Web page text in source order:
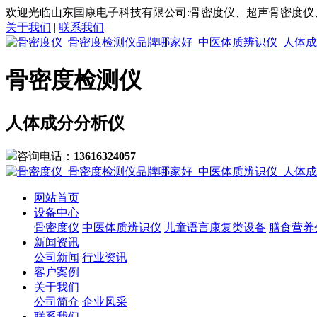
欢迎光临山东国康电子科技有限公司:骨密度仪、超声骨密度
关于我们 | 联系我们
骨密度检测仪
人体成分分析仪
咨询电话： 13616324057
网站首页
设备中心
骨密度仪 中医体质辨识仪 儿童语言康复类设备 膳食营
新闻资讯
公司新闻 行业资讯
客户案例
关于我们
公司简介 企业风采